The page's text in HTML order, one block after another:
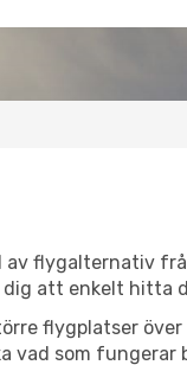
flygalternativ
att enkelt hitta
flygplatser över
vad som fungerar